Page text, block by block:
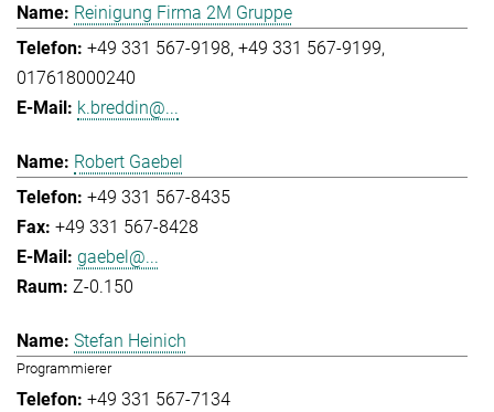
Reinigung Firma 2M Gruppe
+49 331 567-9198 +49 331 567-9199
017618000240
k.breddin@...
Robert Gaebel
+49 331 567-8435
+49 331 567-8428
gaebel@...
Z-0.150
Stefan Heinich
Programmierer
+49 331 567-7134